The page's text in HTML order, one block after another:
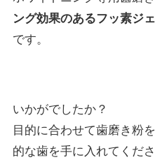
ング効果のあるフッ素ジ
です。
いかがでしたか？
目的に合わせて歯磨き粉
的な歯を手に入れてくださ